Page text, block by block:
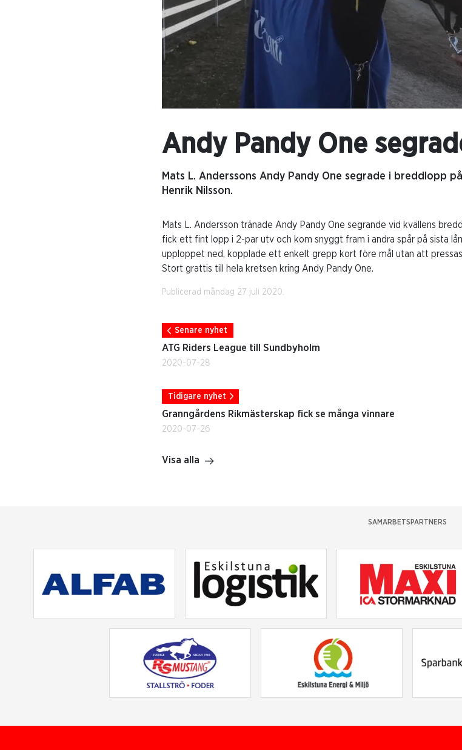
Andy Pandy One
Mats L. Anderssons Andy Pandy One segrade i breddlopp
Henrik Nilsson.
Mats L. Andersson tränade Andy Pandy One segrande vid kvällens
fick ett fint lopp i 2-par utv och kom snyggt fram i andra spår på sista
upploppet ned, kopplade ett enkelt grepp kort före mål utan att
Stort grattis till hela kretsen kring Andy Pandy One.
Publicerad måndag 27 juli 2020.
Senare nyhet
ATG Riders League till Sundbyholm
2020-07-28
Tidigare nyhet
Granngårdens Rikmästerskap fick se många vinnare
2020-07-26
Visa alla
SAMARBETSPARTNERS